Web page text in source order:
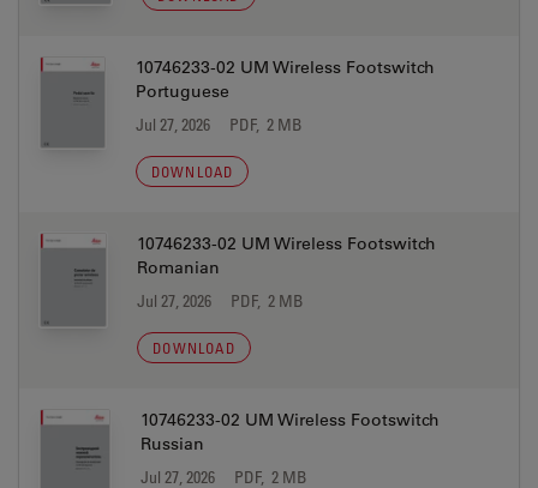
10746233-02 UM Wireless Footswitch
Portuguese
Jul 27, 2026 PDF, 2 MB
DOWNLOAD
10746233-02 UM Wireless Footswitch
Romanian
Jul 27, 2026 PDF, 2 MB
DOWNLOAD
10746233-02 UM Wireless Footswitch
Russian
Jul 27, 2026 PDF, 2 MB